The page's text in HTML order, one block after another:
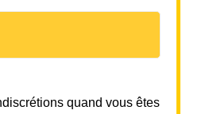
quand vous êtes